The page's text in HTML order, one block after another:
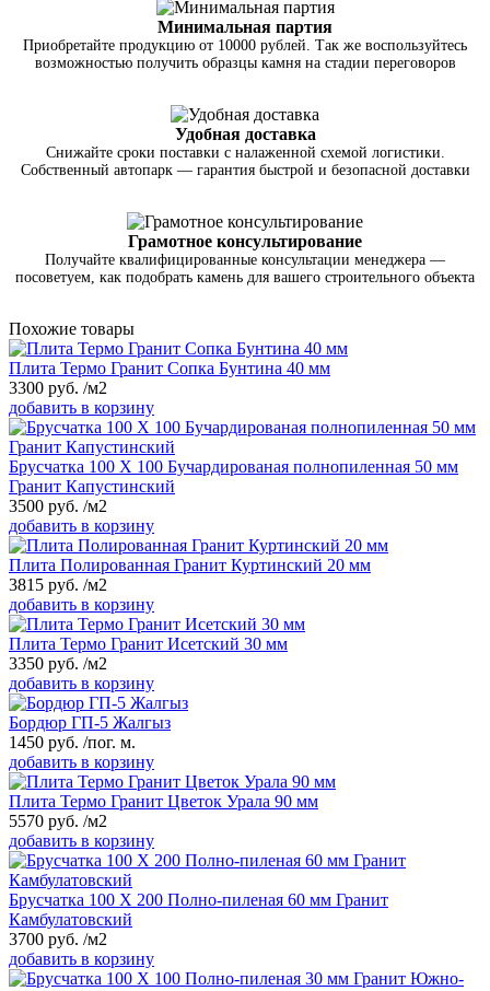
Минимальная партия
Приобретайте продукцию от 10000 рублей. Так же воспользуйтесь
возможностью получить образцы камня на стадии переговоров
Удобная доставка
Снижайте сроки поставки с налаженной схемой логистики.
Собственный автопарк — гарантия быстрой и безопасной доставки
Грамотное консультирование
Получайте квалифицированные консультации менеджера —
посоветуем, как подобрать камень для вашего строительного объекта
Похожие товары
Плита Термо Гранит Сопка Бунтина 40 мм
3300 руб. /м2
добавить в корзину
Брусчатка 100 Х 100 Бучардированая полнопиленная 50 мм
Гранит Капустинский
3500 руб. /м2
добавить в корзину
Плита Полированная Гранит Куртинский 20 мм
3815 руб. /м2
добавить в корзину
Плита Термо Гранит Исетский 30 мм
3350 руб. /м2
добавить в корзину
Бордюр ГП-5 Жалгыз
1450 руб. /пог. м.
добавить в корзину
Плита Термо Гранит Цветок Урала 90 мм
5570 руб. /м2
добавить в корзину
Брусчатка 100 Х 200 Полно-пиленая 60 мм Гранит
Камбулатовский
3700 руб. /м2
добавить в корзину